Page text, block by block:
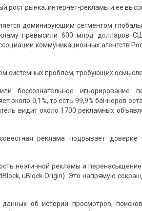
рост рынка, интернет-рекламы и ее
доминирующим сегментом
превысили 600 млрд долларов
коммуникационных агентств
системных проблем, требующих
бессознательное игнорирование
около 0,1%, то есть 99,9% баннеров
видит около 1700 рекламных
реклама подрывает доверие
неэтичной рекламы и
uBlock Origin). Это напрямую
об истории просмотров,